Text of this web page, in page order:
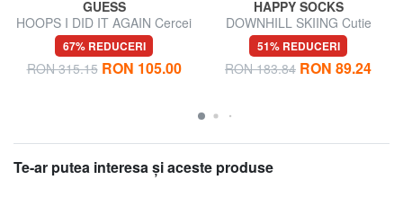
GUESS
HOOPS I DID IT AGAIN Cercei
cu cerc mari
67% REDUCERI
RON 315.15 RON 105.00
HAPPY SOCKS
DOWNHILL SKIING Cutie
cadou 3 perechi de șosete
51% REDUCERI
RON 183.84 RON 89.24
Te-ar putea interesa şi aceste produse